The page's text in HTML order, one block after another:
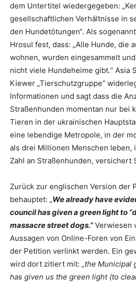
dem Untertitel wiedergegeben:
gesellschaftlichen Verhältnisse in
den Hundetötungen“. Als
Hrosul fest, dass: „Alle Hunde, die
wohnen, wurden eingesammelt
nicht viele Hundeheime gibt.“ Asia
Kiewer „Tierschutzgruppe“
Informationen und sagt dass die
Straßenhunden momentan nur bei
Tieren in der ukrainischen
eine lebendige Metropole, in der
als drei Millionen Menschen leben,
Zahl an Straßenhunden, versichert
Zurück zur englischen Version der
behauptet: „We already have
council has given a green light to
massacre street dogs.”Verwiesen
Aussagen von Online-Foren von
der Petition verlinkt werden. Ein
wird dort zitiert mit: „the Municipal
has given us the green light (to